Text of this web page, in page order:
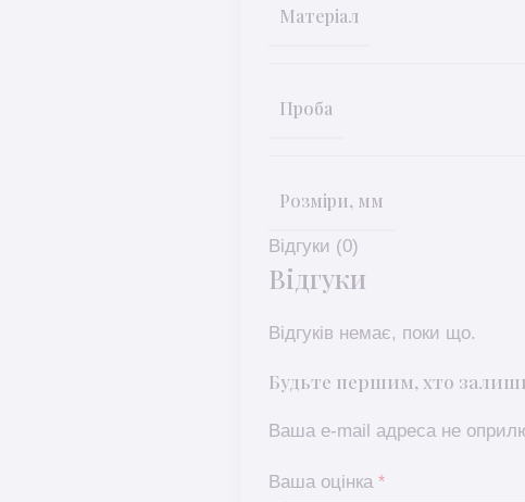
Матеріал
Проба
Розміри, мм
Відгуки (0)
Відгуки
Відгуків немає, поки що.
Будьте першим, хто
Ваша e-mail адреса не
Ваша оцінка *